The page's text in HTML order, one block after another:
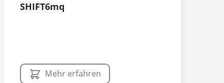
SHIFT6mq
Mehr erfahren